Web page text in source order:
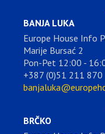
BANJA LUKA
Europe House Info
Marije Bursać 2
Pon-Pet 12:00 -
+387 (0)51 211 870
BRČKO